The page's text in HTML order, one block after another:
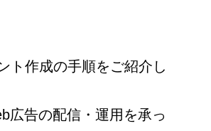
ト作成の手順をご紹介し
広告の配信・運用を承っ